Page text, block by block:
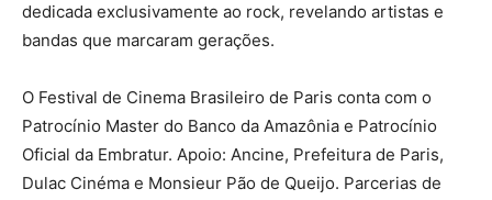
dedicada exclusivamente ao rock, revelando artistas e
bandas que marcaram gerações.
O Festival de Cinema Brasileiro de Paris conta com o
Patrocínio Master do Banco da Amazônia e Patrocínio
Oficial da Embratur. Apoio: Ancine, Prefeitura de Paris,
Dulac Cinéma e Monsieur Pão de Queijo. Parcerias de